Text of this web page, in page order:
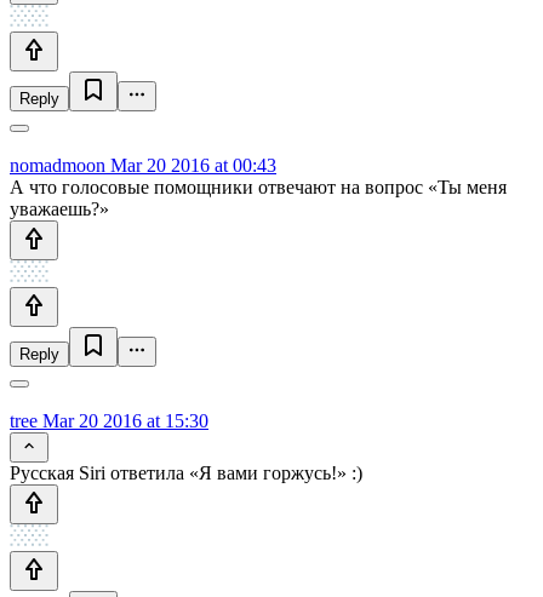
Reply
nomadmoon Mar 20 2016 at 00:43
А что голосовые помощники отвечают на вопрос «Ты меня
уважаешь?»
Reply
tree Mar 20 2016 at 15:30
Русская Siri ответила «Я вами горжусь!» :)